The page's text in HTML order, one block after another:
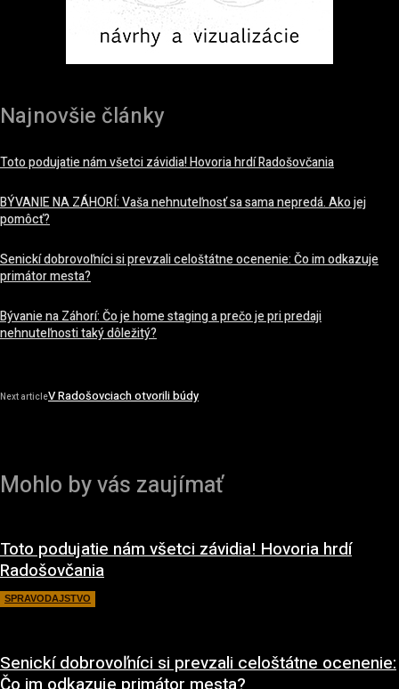
Najnovšie články
Toto podujatie nám všetci závidia! Hovoria hrdí Radošovčania
BÝVANIE NA ZÁHORÍ: Vaša nehnuteľnosť sa sama nepredá. Ako jej
pomôcť?
Senickí dobrovoľníci si prevzali celoštátne ocenenie: Čo im odkazuje
primátor mesta?
Bývanie na Záhorí: Čo je home staging a prečo je pri predaji
nehnuteľnosti taký dôležitý?
Next articleV Radošovciach otvorili búdy
Mohlo by vás zaujímať
Toto podujatie nám všetci závidia! Hovoria hrdí
Radošovčania
SPRAVODAJSTVO
Senickí dobrovoľníci si prevzali celoštátne ocenenie: